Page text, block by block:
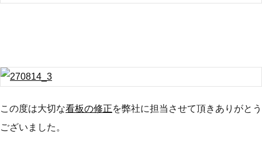
この度は大切な看板の修正を弊社に担当させて頂きありがとう
ございました。